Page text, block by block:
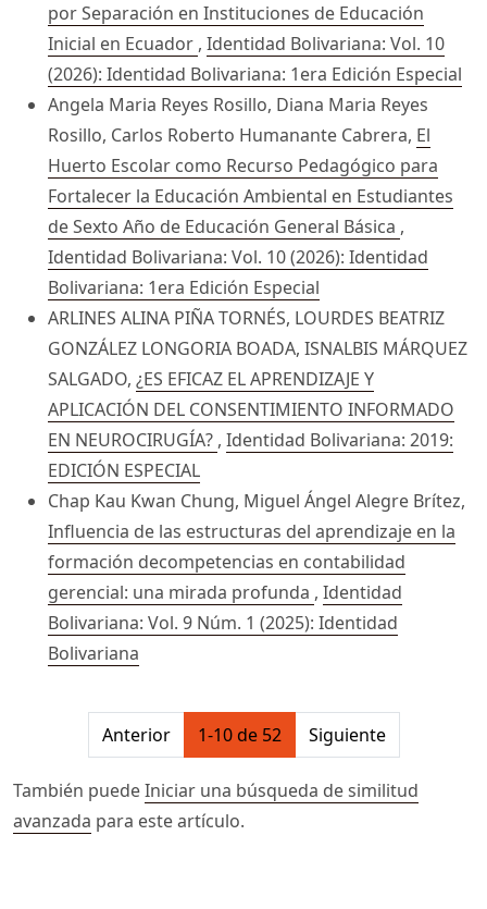
por Separación en Instituciones de Educación
Inicial en Ecuador , Identidad Bolivariana: Vol. 10
(2026): Identidad Bolivariana: 1era Edición Especial
Angela Maria Reyes Rosillo, Diana Maria Reyes
Rosillo, Carlos Roberto Humanante Cabrera, El
Huerto Escolar como Recurso Pedagógico para
Fortalecer la Educación Ambiental en Estudiantes
de Sexto Año de Educación General Básica ,
Identidad Bolivariana: Vol. 10 (2026): Identidad
Bolivariana: 1era Edición Especial
ARLINES ALINA PIÑA TORNÉS, LOURDES BEATRIZ
GONZÁLEZ LONGORIA BOADA, ISNALBIS MÁRQUEZ
SALGADO, ¿ES EFICAZ EL APRENDIZAJE Y
APLICACIÓN DEL CONSENTIMIENTO INFORMADO
EN NEUROCIRUGÍA? , Identidad Bolivariana: 2019:
EDICIÓN ESPECIAL
Chap Kau Kwan Chung, Miguel Ángel Alegre Brítez,
Influencia de las estructuras del aprendizaje en la
formación decompetencias en contabilidad
gerencial: una mirada profunda , Identidad
Bolivariana: Vol. 9 Núm. 1 (2025): Identidad
Bolivariana
##issue.pagination##
Anterior 1-10 de 52 Siguiente
También puedeIniciar una búsqueda de similitud
avanzada para este artículo.